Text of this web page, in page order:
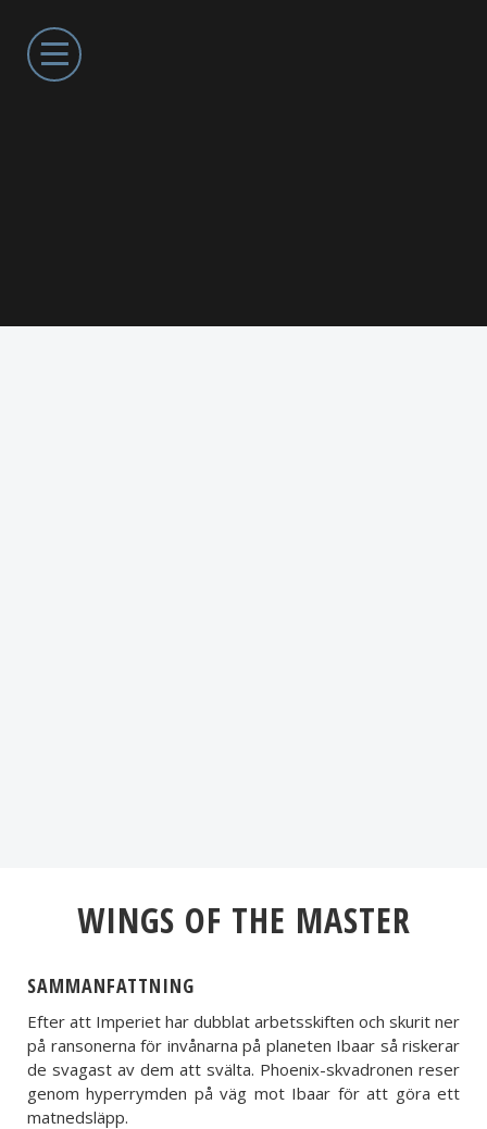
WINGS OF THE MASTER
SAMMANFATTNING
Efter att Imperiet har dubblat arbetsskiften och skurit ner
på ransonerna för invånarna på planeten Ibaar så riskerar
de svagast av dem att svälta. Phoenix-skvadronen reser
genom hyperrymden på väg mot Ibaar för att göra ett
matnedsläpp.